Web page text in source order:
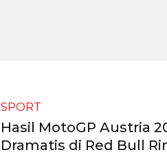
SPORT
Hasil MotoGP Austria
Dramatis di Red Bull